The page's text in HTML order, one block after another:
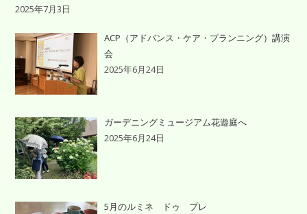
2025年7月3日
ACP（アドバンス・ケア・プランニング）講演
会
2025年6月24日
ガーデニングミュージアム花遊庭へ
2025年6月24日
5月のルミネ ドゥ プレ